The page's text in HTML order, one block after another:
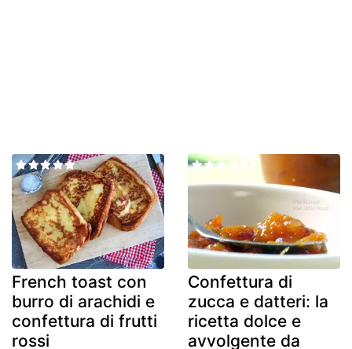
French toast con
burro di arachidi e
confettura di frutti
rossi
Confettura di
zucca e datteri: la
ricetta dolce e
avvolgente da